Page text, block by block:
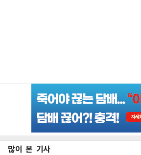
많이 본 기사